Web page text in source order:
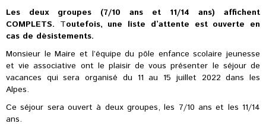
Les deux groupes (7/10 ans et 11/14 ans) affichent
COMPLETS. Toutefois, une liste d’attente est ouverte en
cas de désistements.
Monsieur le Maire et l’équipe du pôle enfance scolaire jeunesse
et vie associative ont le plaisir de vous présenter le séjour de
vacances qui sera organisé du 11 au 15 juillet 2022 dans les
Alpes.
Ce séjour sera ouvert à deux groupes, les 7/10 ans et les 11/14
ans.